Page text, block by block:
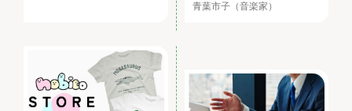
青葉市子（音楽家）